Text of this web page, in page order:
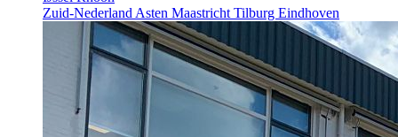
Zuid-NederlandAsten MaastrichtTilburg Eindhoven